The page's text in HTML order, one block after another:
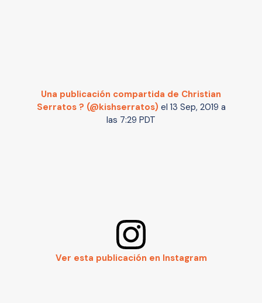
Una publicación compartida de Christian
Serratos ? (@kishserratos) el 13 Sep, 2019 a
las 7:29 PDT
Ver esta publicación en Instagram